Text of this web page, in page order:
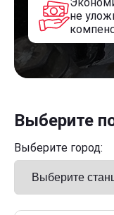
не
Выберите
Выберите город: